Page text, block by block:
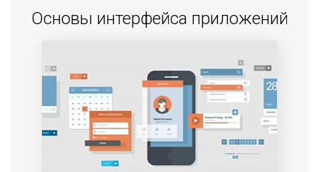
Основы интерфейса приложений